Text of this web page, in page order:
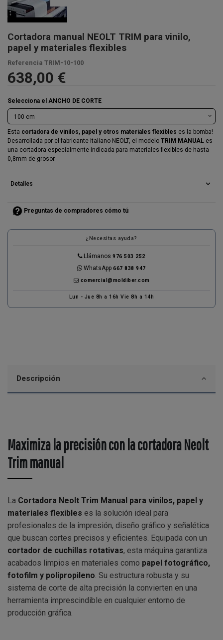
Cortadora manual NEOLT TRIM para vinilo,
papel y materiales flexibles
Referencia TRIM-10-100
638,00 €
Selecciona el ANCHO DE CORTE
Esta cortadora de vinilos, papel y otros materiales flexibles es la bomba!
Desarrollada por el fabricante italiano NEOLT, el modelo TRIM MANUAL es
una cortadora especialmente indicada para materiales flexibles de hasta
0,8mm de grosor.
Detalles expand_more
Preguntas de compradores cómo tú
¿Necesitas ayuda?
Llámanos976 503 252
WhatsApp667 838 947
comercial@moldiber.com
Lun - Jue 8h a 16h Vie 8h a 14h
Descripción
Maximiza la precisión con la cortadora Neolt
Trim manual
La Cortadora Neolt Trim Manual para vinilos, papel y
materiales flexibles es la solución ideal para
profesionales de la impresión, diseño gráfico y señalética
que buscan cortes precisos y eficientes. Equipada con un
cortador de cuchillas rotativas, esta máquina garantiza
acabados limpios en materiales como papel fotográfico,
fotofilm y polipropileno. Su estructura robusta y su
sistema de corte de alta precisión la convierten en una
herramienta imprescindible en cualquier entorno de
producción gráfica.